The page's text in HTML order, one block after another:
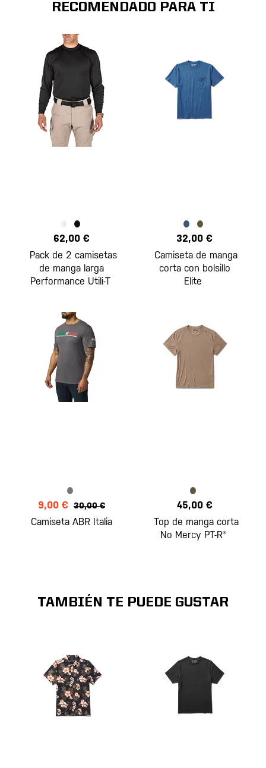
RECOMENDADO PARA TI
62,00 €
Pack de 2 camisetas
de manga larga
Performance Utili-T
32,00 €
Camiseta de manga
corta con bolsillo
Elite
9,00 € 30,00 €
Camiseta ABR Italia
45,00 €
Top de manga corta
No Mercy PT-R®
TAMBIÉN TE PUEDE GUSTAR